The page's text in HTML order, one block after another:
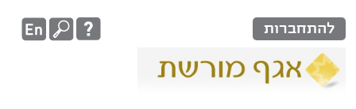
להתחברות